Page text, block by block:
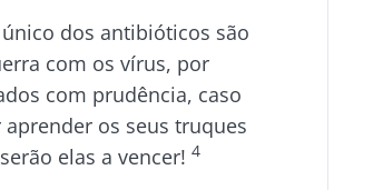
dos antibióticos são
com os vírus, por
com prudência, caso
os seus truques
elas a vencer! 4